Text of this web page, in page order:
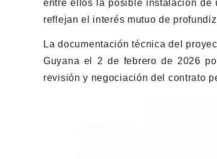
entre ellos la posible instalación de
reflejan el interés mutuo de
La documentación técnica del
Guyana el 2 de febrero de 2026
revisión y negociación del contrato